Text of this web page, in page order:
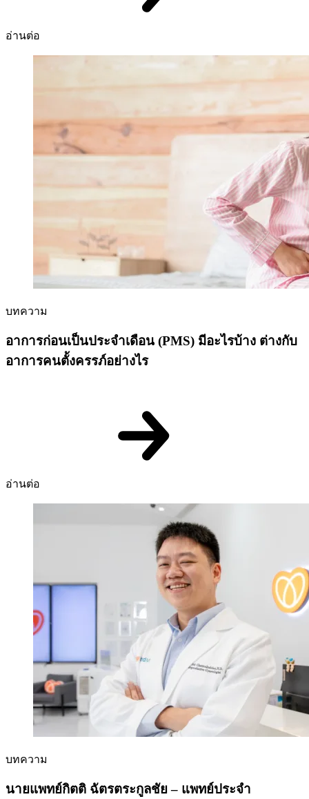
อ่านต่อ
บทความ
อาการก่อนเป็นประจำเดือน (PMS) มีอะไรบ้าง ต่างกับ
อาการคนตั้งครรภ์อย่างไร
อ่านต่อ
บทความ
นายแพทย์กิตติ ฉัตรตระกูลชัย – แพทย์ประจำ